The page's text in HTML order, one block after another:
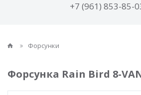
+7 (961) 853-85-
Форсунки
Форсунка Rain Bird 8-